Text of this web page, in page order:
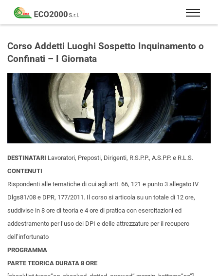
Eco
2000
Formazione
consulenza
per
la
sicurezza
sul
lavoro
D.Lgs
Corso Addetti Luoghi Sospetto Inquinamento o
Confinati – I Giornata
DESTINATARI Lavoratori, Preposti, Dirigenti, R.S.P.P., A.S.P.P. e R.L.S.
CONTENUTI
Rispondenti alle tematiche di cui agli artt. 66, 121 e punto 3 allegato IV
Dlgs81/08 e DPR, 177/2011. Il corso si articola su un totale di 12 ore,
suddivise in 8 ore di teoria e 4 ore di pratica con esercitazioni ed
addestramento per l’uso dei DPI e delle attrezzature per il recupero
dell’infortunato
PROGRAMMA
PARTE TEORICA DURATA 8 ORE